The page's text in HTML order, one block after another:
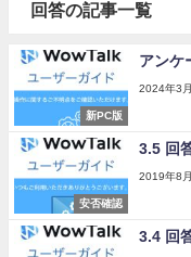
回答の記事一覧
新PC版
アンケ
2024年3
安否確認
3.5 回
2019年8
3.4 回